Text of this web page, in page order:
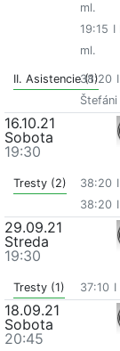
ml.
19:15 I
ml.
II. Asistencie (1)
38:20
Štefáni
16.10.21
Sobota
19:30
Tresty (2) 38:20
38:20
29.09.21
Streda
19:30
Tresty (1) 37:10 I
18.09.21
Sobota
20:45